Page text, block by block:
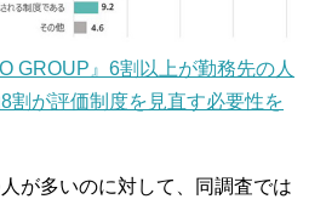
GROUP』6割以上が勤務先の人
割が評価制度を見直す必要性を
が多いのに対して、同調査では